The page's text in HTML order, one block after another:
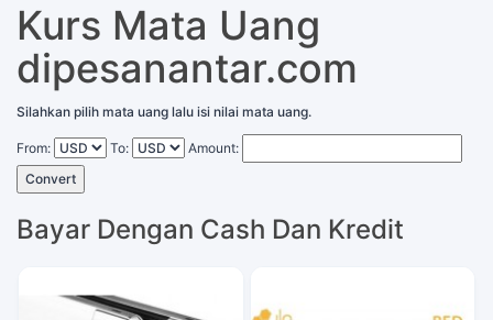
Kurs Mata Uang
dipesanantar.com
Silahkan pilih mata uang lalu isi nilai mata uang.
From: To:
Amount:
Convert
Bayar Dengan Cash Dan Kredit